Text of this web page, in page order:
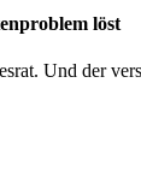
löst
Und der